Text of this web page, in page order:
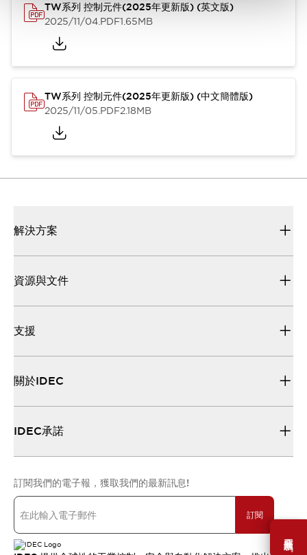
需要幫助嗎？
TW系列 控制元件(2025年更新版) (英文版)
2025/11/04.PDF1.65MB
TW系列 控制元件(2025年更新版) (中文簡體版)
2025/11/05.PDF2.18MB
解決方案
資源與文件
支援
關於IDEC
IDEC承諾
訂閱我們的電子報，獲取我們的最新訊息!
訂閱